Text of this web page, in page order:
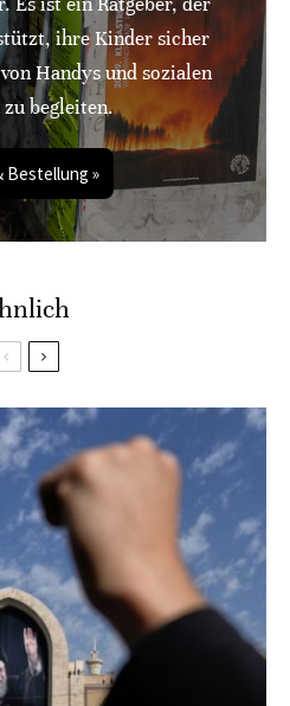
ihre Kinder sicher
Handys und sozialen
begleiten.
Bestellung »